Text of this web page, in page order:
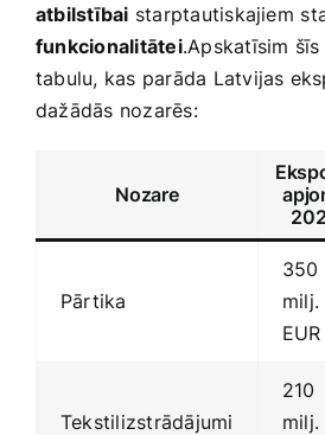
atbilstībai starptautiskajiem⁣
funkcionalitātei.Apskatīsim
tabulu,‍ kas parāda Latvijas
dažādās nozarēs:
Nozare
Pārtika
350
milj.
EUR
Tekstilizstrādājumi
210
milj.